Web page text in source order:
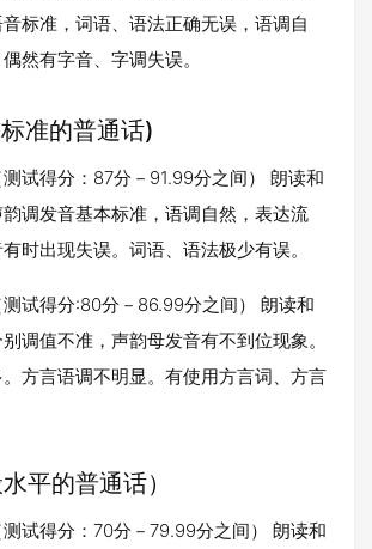
标准，词语、语法正确无误，语调自
然有字音、字调失误。
准的普通话)
试得分：87分－91.99分之间） 朗读和
调发音基本标准，语调自然，表达流
时出现失误。词语、语法极少有误。
试得分:80分－86.99分之间） 朗读和
调值不准，声韵母发音有不到位现象。
方言语调不明显。有使用方言词、方言
平的普通话）
试得分：70分－79.99分之间） 朗读和